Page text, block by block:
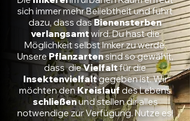
sich immer mehr Beliebtheit und führt
dazu, dass dasBienensterben
verlangsamtwird. Du hast die
Möglichkeit selbst Imker zu werde.
UnserePflanzartensind so gewählt,
dass dieVielfaltfür die
Insektenvielfaltgegeben ist. Wir
möchten denKreislaufdes Lebens
schließenund stellen dir alles
notwendige zur Verfügung. Nutze es!